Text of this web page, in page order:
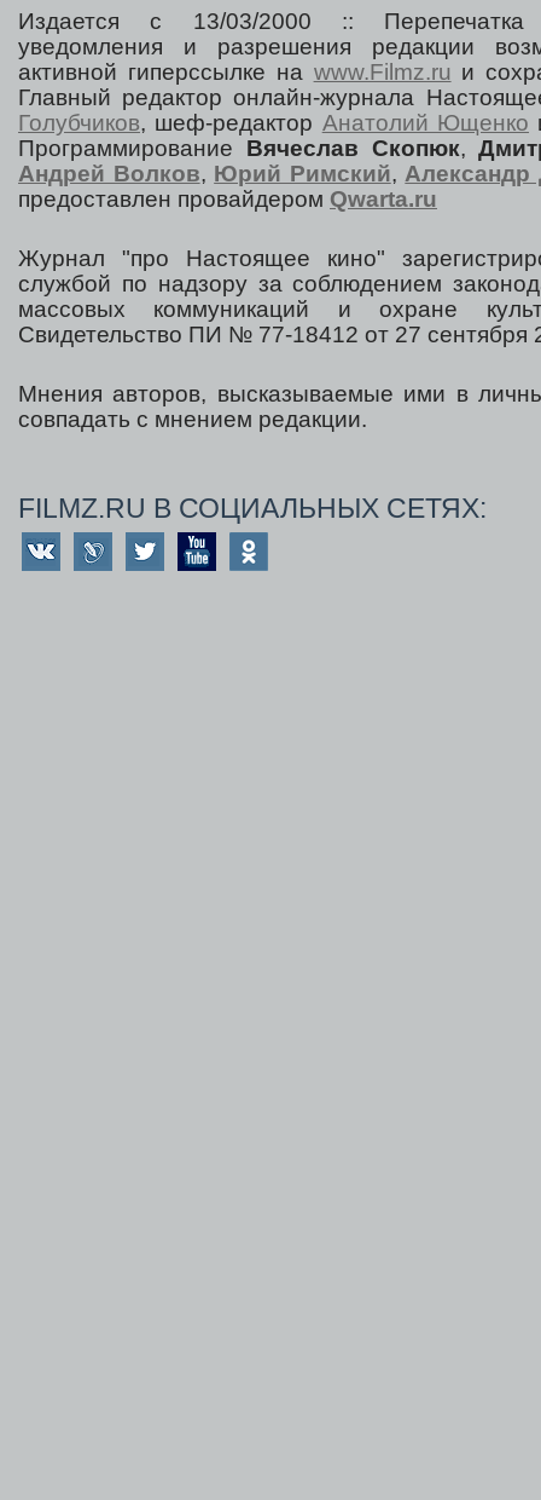
Издается с 13/03/2000 :: Перепечатка
уведомления и разрешения редакции
активной гиперссылке на www.Filmz.ru и
Главный редактор онлайн-журнала
Голубчиков, шеф-редактор Анатолий Ющенко
Программирование Вячеслав Скопюк,
Андрей Волков, Юрий Римский, Александр
предоставлен провайдером Qwarta.ru
Журнал "про Настоящее кино"
службой по надзору за соблюдением
массовых коммуникаций и охране
Свидетельство ПИ № 77-18412 от 27 сентября
Мнения авторов, высказываемые ими в
совпадать с мнением редакции.
FILMZ.RU В СОЦИАЛЬНЫХ СЕТЯХ: